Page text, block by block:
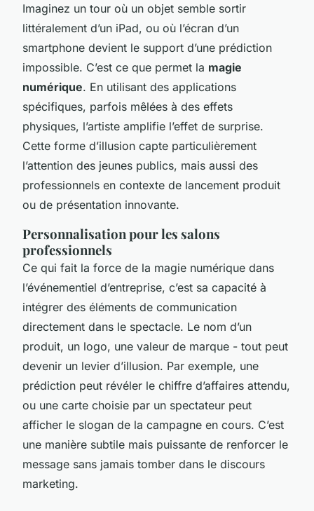
Imaginez un tour où un objet semble sortir
littéralement d’un iPad, ou où l’écran d’un
smartphone devient le support d’une prédiction
impossible. C’est ce que permet la magie
numérique. En utilisant des applications
spécifiques, parfois mêlées à des effets
physiques, l’artiste amplifie l’effet de surprise.
Cette forme d’illusion capte particulièrement
l’attention des jeunes publics, mais aussi des
professionnels en contexte de lancement produit
ou de présentation innovante.
Personnalisation pour les salons
professionnels
Ce qui fait la force de la magie numérique dans
l’événementiel d’entreprise, c’est sa capacité à
intégrer des éléments de communication
directement dans le spectacle. Le nom d’un
produit, un logo, une valeur de marque - tout peut
devenir un levier d’illusion. Par exemple, une
prédiction peut révéler le chiffre d’affaires attendu,
ou une carte choisie par un spectateur peut
afficher le slogan de la campagne en cours. C’est
une manière subtile mais puissante de renforcer le
message sans jamais tomber dans le discours
marketing.